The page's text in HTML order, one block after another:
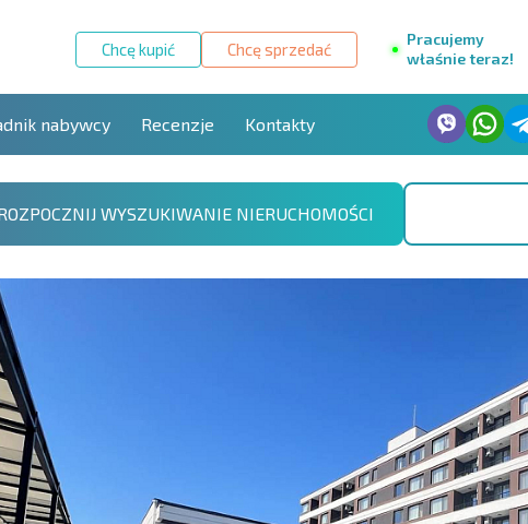
Chcę kupić Chcę sprzedać
Pracujemy
właśnie teraz!
nabywcy Recenzje Kontakty
WYSZUKIWANIE NIERUCHOMOŚCI